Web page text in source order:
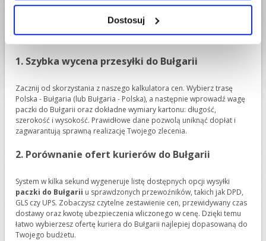
Dostosuj
naPrzesyłarka.plzamówisz kuriera bez wychodzenia z domu i
zbędnych formalności. Cały proces przygotowaliśmy tak, abyś mógł
nadać przesyłkę do Bułgariionline, w kilku intuicyjnych krokach w
ciagu 3 minut.
1. Szybka wycena przesyłki do Bułgarii
Zacznij od skorzystania z naszego kalkulatora cen. Wybierz trasę
Polska - Bułgaria (lub Bułgaria - Polska), a następnie wprowadź wagę
paczki do Bułgarii oraz dokładne wymiary kartonu: długość,
szerokość i wysokość. Prawidłowe dane pozwolą uniknąć dopłat i
zagwarantują sprawną realizację Twojego zlecenia.
2. Porównanie ofert kurierów do Bułgarii
System w kilka sekund wygeneruje listę dostępnych opcji wysyłki
paczki do Bułgarii u sprawdzonych przewoźników, takich jak DPD,
GLS czy UPS. Zobaczysz czytelne zestawienie cen, przewidywany czas
dostawy oraz kwotę ubezpieczenia wliczonego w cenę. Dzięki temu
łatwo wybierzesz ofertę kuriera do Bułgarii najlepiej dopasowaną do
Twojego budżetu.